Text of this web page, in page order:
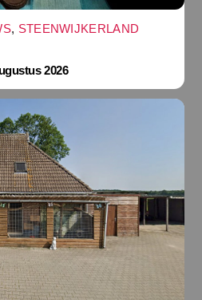
, STEENWIJKERLAND
2026